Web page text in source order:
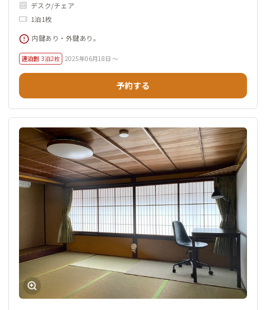
デスク/チェア
1泊1枚
内鍵あり・外鍵あり。
連泊割 3泊2枚 2025年06月18日 ～
予約する